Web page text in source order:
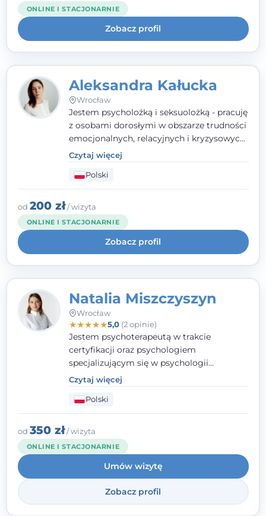
partnerstwie i podmiotowości klienta.
ONLINE I STACJONARNIE
Zobacz profil
Aleksandra Kałucka
Wrocław
Jestem psycholożką i seksuolożką - pracuję
z osobami dorosłymi w obszarze trudności
emocjonalnych, relacyjnych i kryzysowych,
w tym z osobami po doświadczeniach
przemocy. Ukończyłam psychologię
kliniczną oraz studia podyplomowe z
interwencji kryzysowej i seksuologii
klinicznej na SWPS we Wrocławiu. W pracy
kieruję się empatią, etyką zawodową i
uważnością na potrzeby klienta.
Czytaj więcej
Polski
od 200 zł/ wizyta
ONLINE I STACJONARNIE
Zobacz profil
Natalia Miszczyszyn
Wrocław
★★★★★5,0(2 opinie)
Jestem psychoterapeutą w trakcie
certyfikacji oraz psychologiem
specjalizującym się w psychologii
klinicznej. Ukończyłam również studia
podyplomowe z Praktycznej Diagnozy
Psychologicznej. Aktywnie uczestniczę w
działalności Polskiego Towarzystwa
Psychiatrycznego oraz Polskiego
Towarzystwa Psychologicznego, a także
jestem członkiem nadzwyczajnym
Wielkopolskiego Towarzystwa Terapii
Systemowej.
Czytaj więcej
Polski
od 350 zł/ wizyta
ONLINE I STACJONARNIE
Umów wizytę
Zobacz profil